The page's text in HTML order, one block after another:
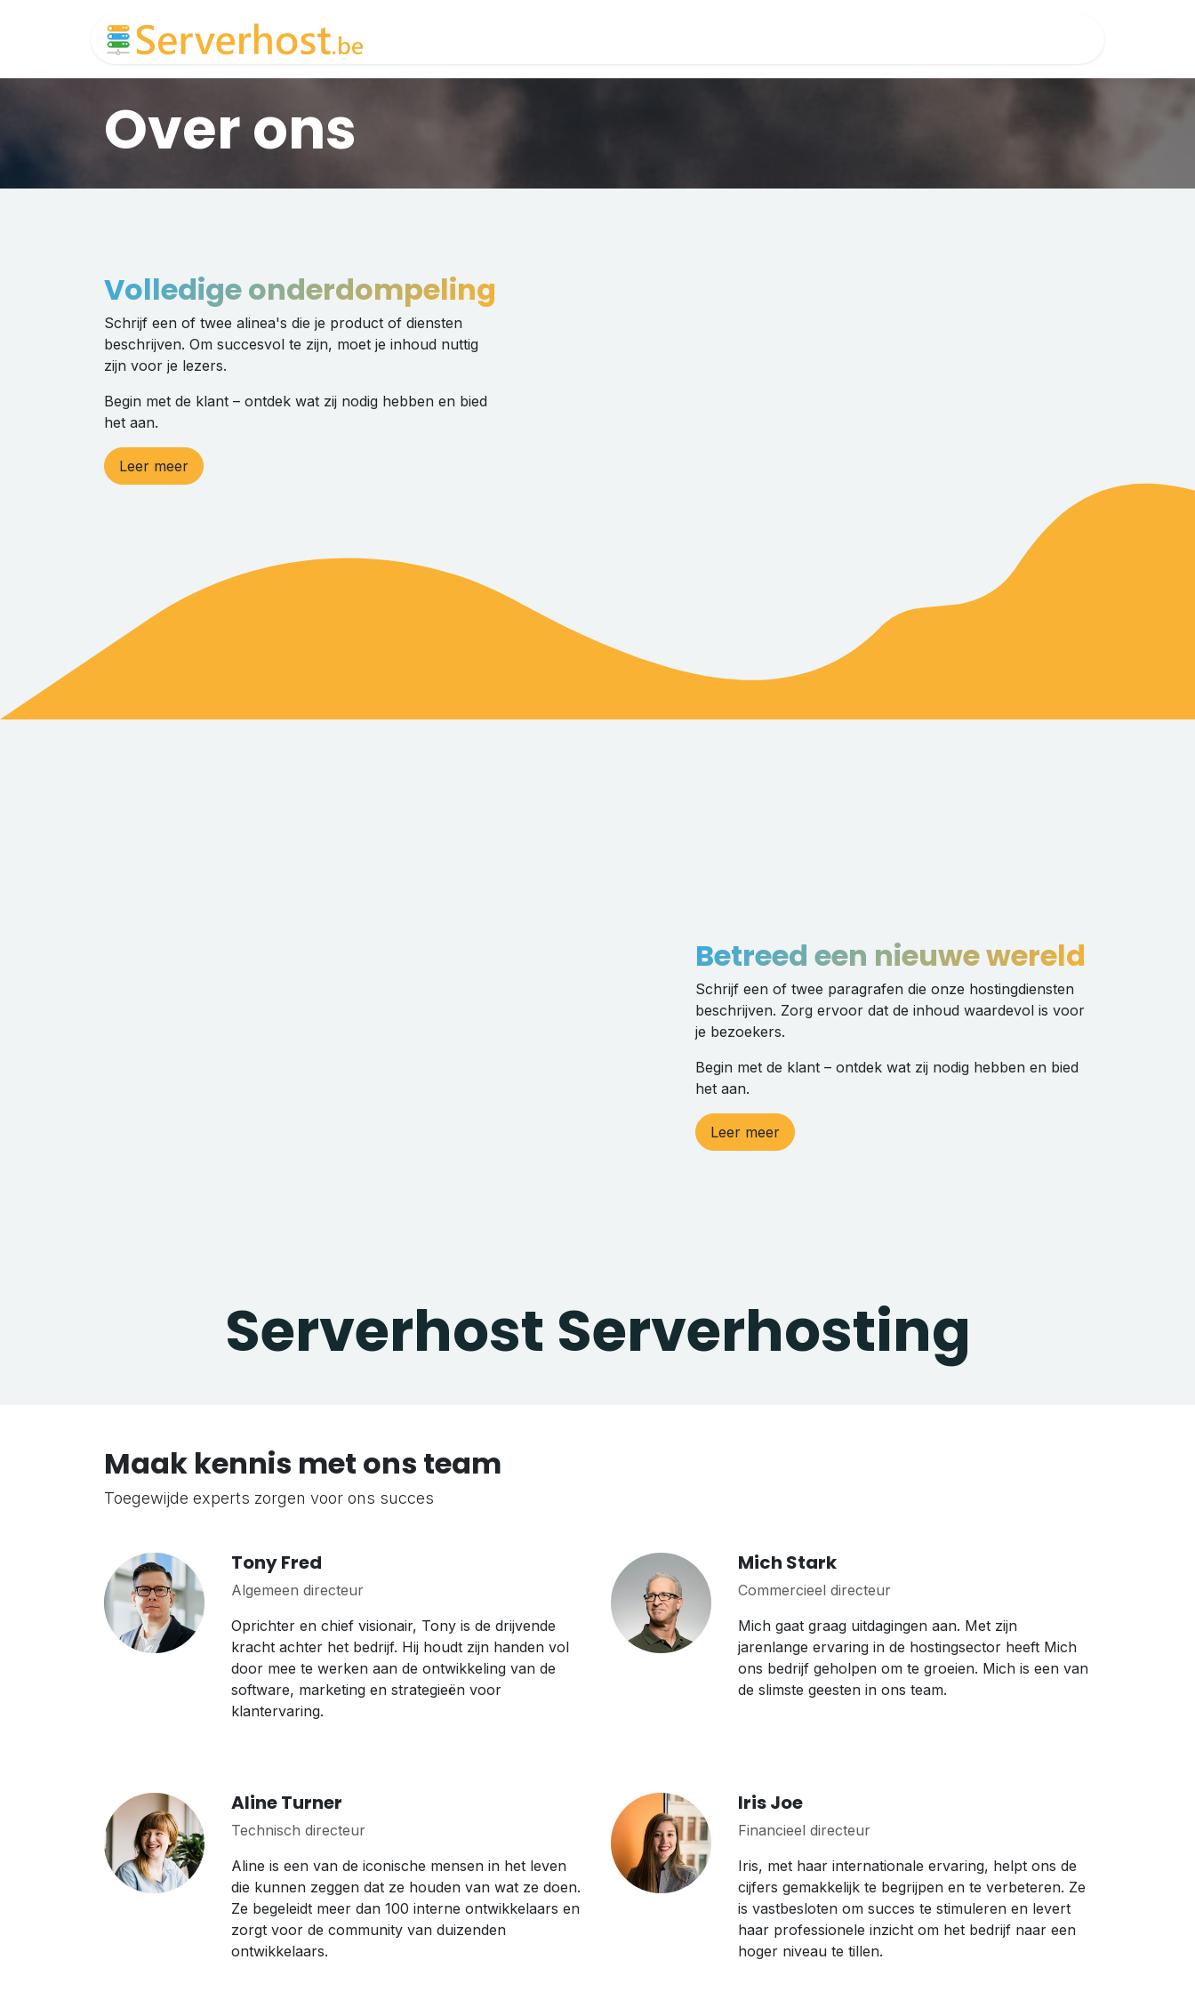
Over ons
Volledige onderdompeling
Schrijf een of twee alinea's die je product of diensten
beschrijven. Om succesvol te zijn, moet je inhoud nuttig
zijn voor je lezers.
Begin met de klant – ontdek wat zij nodig hebben en bied
het aan.
Leer meer
Betreed een nieuwe wereld
Schrijf een of twee paragrafen die onze hostingdiensten
beschrijven. Zorg ervoor dat de inhoud waardevol is voor
je bezoekers.
Begin met de klant – ontdek wat zij nodig hebben en bied
het aan.
Leer meer
Serverhost Serverhosting
Maak kennis met ons team
Toegewijde experts zorgen voor ons succes
Tony Fred
Algemeen directeur
Oprichter en chief visionair, Tony is de drijvende
kracht achter het bedrijf. Hij houdt zijn handen vol
door mee te werken aan de ontwikkeling van de
software, marketing en strategieën voor
klantervaring.
Mich Stark
Commercieel directeur
Mich gaat graag uitdagingen aan. Met zijn
jarenlange ervaring in de hostingsector heeft Mich
ons bedrijf geholpen om te groeien. Mich is een van
de slimste geesten in ons team.
Aline Turner
Technisch directeur
Aline is een van de iconische mensen in het leven
die kunnen zeggen dat ze houden van wat ze doen.
Ze begeleidt meer dan 100 interne ontwikkelaars en
zorgt voor de community van duizenden
ontwikkelaars.
Iris Joe
Financieel directeur
Iris, met haar internationale ervaring, helpt ons de
cijfers gemakkelijk te begrijpen en te verbeteren. Ze
is vastbesloten om succes te stimuleren en levert
haar professionele inzicht om het bedrijf naar een
hoger niveau te tillen.